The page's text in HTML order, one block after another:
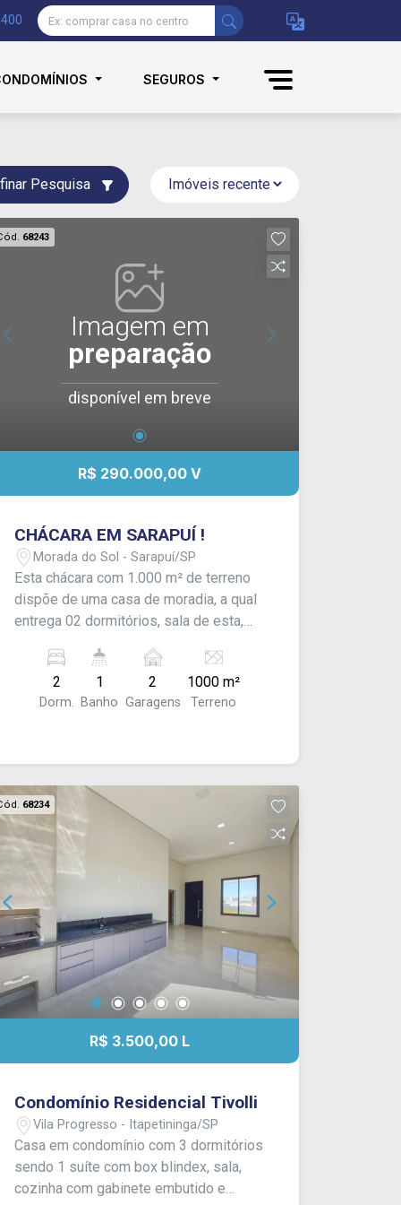
SEGUROS
Pesquisa
68243
Imagem em
preparação
disponível em breve
R$ 290.000,00 V
CHÁCARA EM SARAPUÍ !
Morada do Sol - Sarapuí/SP
Esta chácara com 1.000 m² de terreno
dispõe de uma casa de moradia, a qual
entrega 02 dormitórios, sala de esta,
área de serviço. Além de quintal amplo
com árvores frutíferas. - CONSULTE-
NOS !
2
Dorm.
1
Banho
2
Garagens
1000 m²
Terreno
68234
R$ 3.500,00 L
Condomínio Residencial Tivolli
Vila Progresso - Itapetininga/SP
Casa em condomínio com 3 dormitórios
sendo 1 suíte com box blindex, sala,
cozinha com gabinete embutido e